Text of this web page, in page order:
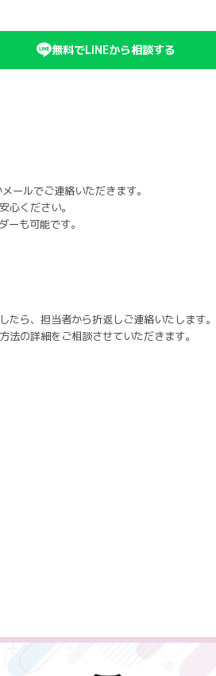
無料でLINEから相談する
ールでご連絡いただきます。
心ください。
も可能です。
ら、担当者から折返しご連絡いたします。
の詳細をご相談させていただきます。